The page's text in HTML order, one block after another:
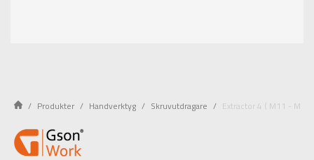
Produkter Handverktyg Skruvutdragare Extractor 4 ( M11 - M14